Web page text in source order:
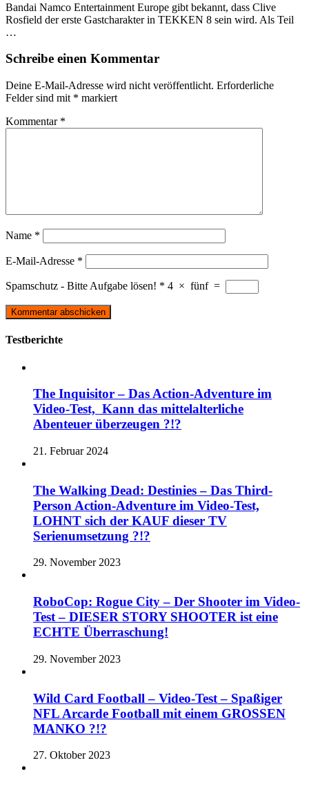
Bandai Namco Entertainment Europe gibt bekannt, dass Clive
Rosfield der erste Gastcharakter in TEKKEN 8 sein wird. Als Teil
…
Schreibe einen Kommentar
Deine E-Mail-Adresse wird nicht veröffentlicht. Erforderliche
Felder sind mit * markiert
Kommentar *
Name *
E-Mail-Adresse *
Spamschutz - Bitte Aufgabe lösen! * 4 × fünf =
Testberichte
The Inquisitor – Das Action-Adventure im
Video-Test, Kann das mittelalterliche
Abenteuer überzeugen ?!?
21. Februar 2024
The Walking Dead: Destinies – Das Third-
Person Action-Adventure im Video-Test,
LOHNT sich der KAUF dieser TV
Serienumsetzung ?!?
29. November 2023
RoboCop: Rogue City – Der Shooter im Video-
Test – DIESER STORY SHOOTER ist eine
ECHTE Überraschung!
29. November 2023
Wild Card Football – Video-Test – Spaßiger
NFL Arcarde Football mit einem GROSSEN
MANKO ?!?
27. Oktober 2023